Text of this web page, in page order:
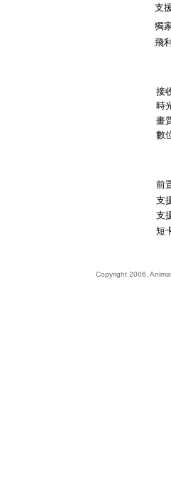
支
獨
飛
接
時
畫
數
前
支
支
短
Copyright 2006,